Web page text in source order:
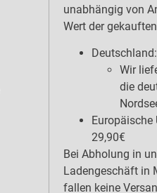
unabhängig von
Wert der
Wir
die
Europäische
29,90€
Bei Abholung in
Ladengeschäft in
fallen keine